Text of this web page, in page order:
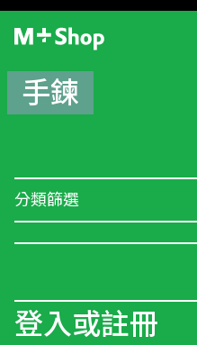
M+ Shop
手鍊
分類篩選
登入或註冊